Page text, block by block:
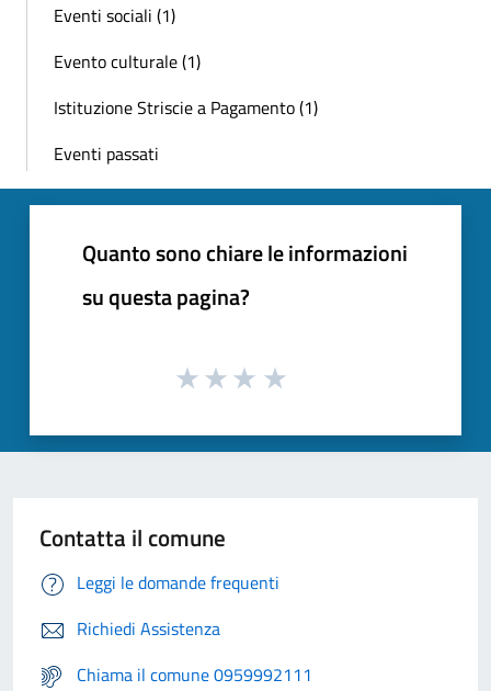
Eventi sociali (1)
Evento culturale (1)
Istituzione Striscie a Pagamento (1)
Eventi passati
Quanto sono chiare le informazioni
su questa pagina?
Contatta il comune
Leggi le domande frequenti
Richiedi Assistenza
Chiama il comune 0959992111